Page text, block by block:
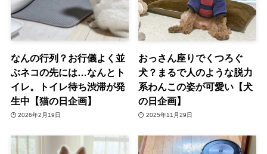
なんの行列？お行儀よく並
ぶネコの先には…なんとト
イレ。トイレ待ち渋滞が発
生中【猫の日企画】
2026年2月19日
おっさん座りでくつろぐ
犬？まるで人のような脱力
系わんこの姿が可愛い【犬
の日企画】
2025年11月29日